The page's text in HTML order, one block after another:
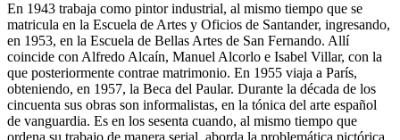
En 1943 trabaja como pintor industrial, al mismo tiempo que se
matricula en la Escuela de Artes y Oficios de Santander, ingresando,
en 1953, en la Escuela de Bellas Artes de San Fernando. Allí
coincide con Alfredo Alcaín, Manuel Alcorlo e Isabel Villar, con la
que posteriormente contrae matrimonio. En 1955 viaja a París,
obteniendo, en 1957, la Beca del Paular. Durante la década de los
cincuenta sus obras son informalistas, en la tónica del arte español
de vanguardia. Es en los sesenta cuando, al mismo tiempo que